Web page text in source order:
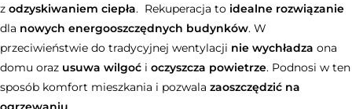
z odzyskiwaniem ciepła. Rekuperacja to idealne rozwiązanie
dla nowych energooszczędnych budynków. W
przeciwieństwie do tradycyjnej wentylacji nie wychładza ona
domu oraz usuwa wilgoć i oczyszcza powietrze. Podnosi w ten
sposób komfort mieszkania i pozwala zaoszczędzić na